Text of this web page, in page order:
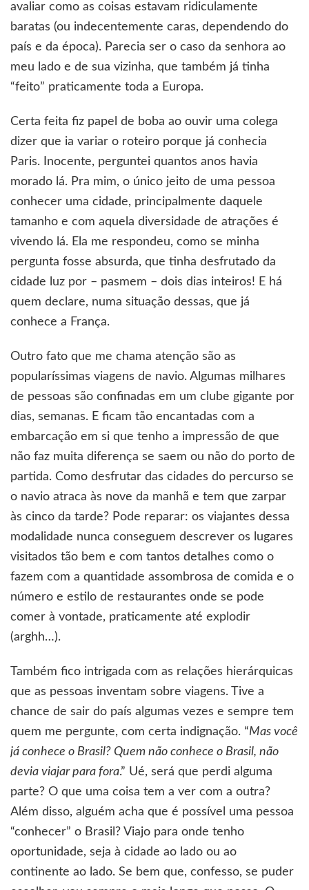
avaliar como as coisas estavam ridiculamente
baratas (ou indecentemente caras, dependendo do
país e da época). Parecia ser o caso da senhora ao
meu lado e de sua vizinha, que também já tinha
“feito” praticamente toda a Europa.
Certa feita fiz papel de boba ao ouvir uma colega
dizer que ia variar o roteiro porque já conhecia
Paris. Inocente, perguntei quantos anos havia
morado lá. Pra mim, o único jeito de uma pessoa
conhecer uma cidade, principalmente daquele
tamanho e com aquela diversidade de atrações é
vivendo lá. Ela me respondeu, como se minha
pergunta fosse absurda, que tinha desfrutado da
cidade luz por – pasmem – dois dias inteiros! E há
quem declare, numa situação dessas, que já
conhece a França.
Outro fato que me chama atenção são as
popularíssimas viagens de navio. Algumas milhares
de pessoas são confinadas em um clube gigante por
dias, semanas. E ficam tão encantadas com a
embarcação em si que tenho a impressão de que
não faz muita diferença se saem ou não do porto de
partida. Como desfrutar das cidades do percurso se
o navio atraca às nove da manhã e tem que zarpar
às cinco da tarde? Pode reparar: os viajantes dessa
modalidade nunca conseguem descrever os lugares
visitados tão bem e com tantos detalhes como o
fazem com a quantidade assombrosa de comida e o
número e estilo de restaurantes onde se pode
comer à vontade, praticamente até explodir
(arghh…).
Também fico intrigada com as relações hierárquicas
que as pessoas inventam sobre viagens. Tive a
chance de sair do país algumas vezes e sempre tem
quem me pergunte, com certa indignação. “Mas você
já conhece o Brasil? Quem não conhece o Brasil, não
devia viajar para fora.” Ué, será que perdi alguma
parte? O que uma coisa tem a ver com a outra?
Além disso, alguém acha que é possível uma pessoa
“conhecer” o Brasil? Viajo para onde tenho
oportunidade, seja à cidade ao lado ou ao
continente ao lado. Se bem que, confesso, se puder